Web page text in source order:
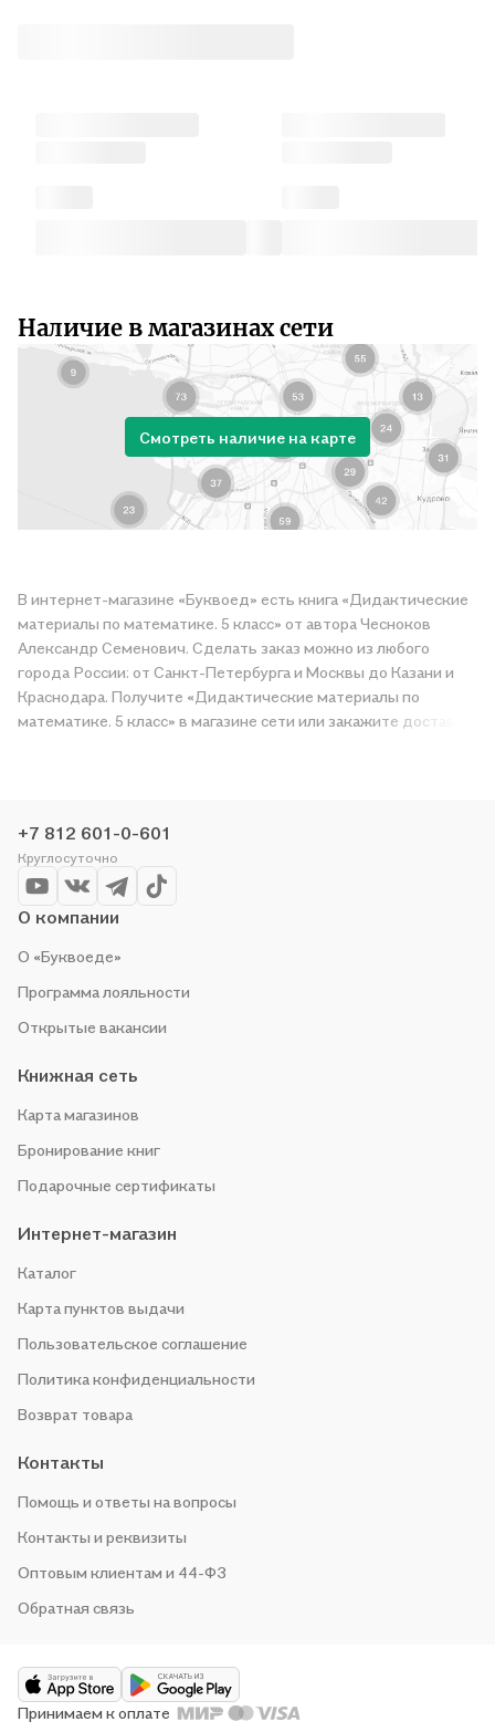
Наличие в магазинах сети
Смотреть наличие на карте
В интернет-магазине «Буквоед» есть книга «Дидактические
материалы по математике. 5 класс» от автора Чесноков
Александр Семенович. Сделать заказ можно из любого
города России: от Санкт-Петербурга и Москвы до Казани и
Краснодара. Получите «Дидактические материалы по
математике. 5 класс» в магазине сети или закажите доставку.
+7 812 601-0-601
Круглосуточно
О компании
О «Буквоеде»
Программа лояльности
Открытые вакансии
Книжная сеть
Карта магазинов
Бронирование книг
Подарочные сертификаты
Интернет-магазин
Каталог
Карта пунктов выдачи
Пользовательское соглашение
Политика конфиденциальности
Возврат товара
Контакты
Помощь и ответы на вопросы
Контакты и реквизиты
Оптовым клиентам и 44-ФЗ
Обратная связь
Принимаем к оплате